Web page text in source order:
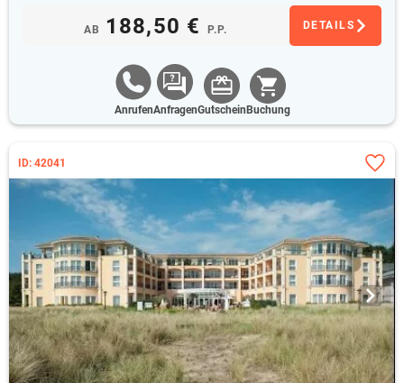
AB 188,50 € P.P. DETAILS
AnrufenAnfragenGutschein Buchung
ID: 42041